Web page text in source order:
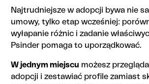
Najtrudniejsze w adopcji bywa nie
umowy, tylko etap wcześniej:
wyłapanie różnic i zadanie
Psinder pomaga to uporządkować.
W jednym miejscu możesz
adopcji i zestawiać profile zamiast